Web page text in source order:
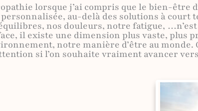
lorsque j’ai compris que le bien-être
au-delà des solutions à court
nos douleurs, notre fatigue,
il existe une dimension plus vaste, plus
notre manière d’être au monde.
si l’on souhaite vraiment avancer